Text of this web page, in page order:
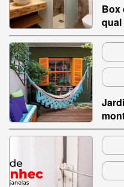
Box
qual